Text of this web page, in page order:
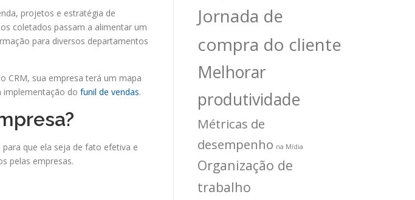
projetos e estratégia de
coletados passam a alimentar um
para diversos departamentos
CRM, sua empresa terá um mapa
implementação do funil de vendas.
que ela seja de fato efetiva e
pelas empresas.
Jornada de
compra do cliente
Melhorar
produtividade
Métricas de
desempenho na Mídia
Organização de
trabalho